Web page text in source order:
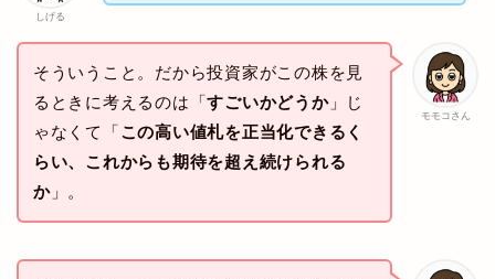
しげる
モモコさん
そういうこと。だから投資家がこの株を見
るときに考えるのは「すごいかどうか」じ
ゃなくて「この高い値札を正当化できるく
らい、これからも期待を超え続けられる
か」。